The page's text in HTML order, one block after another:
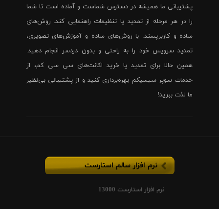
پشتیبانی ما همیشه در دسترس شماست و آماده است تا شما
را در هر مرحله از تمدید یا تنظیمات راهنمایی کند. روش‌های
ساده و کاربرپسند: با روش‌های ساده و آموزش‌های تصویری،
تمدید سرویس خود را به راحتی و بدون دردسر انجام دهید.
همین حالا برای تمدید یا خرید اکانت‌های سی سی کم، از
خدمات سوپر سیسیکم بهره‌برداری کنید و از پشتیبانی بی‌نظیر
ما لذت ببرید!
نرم افزار سالم استارست
نرم افزار استارست 13000